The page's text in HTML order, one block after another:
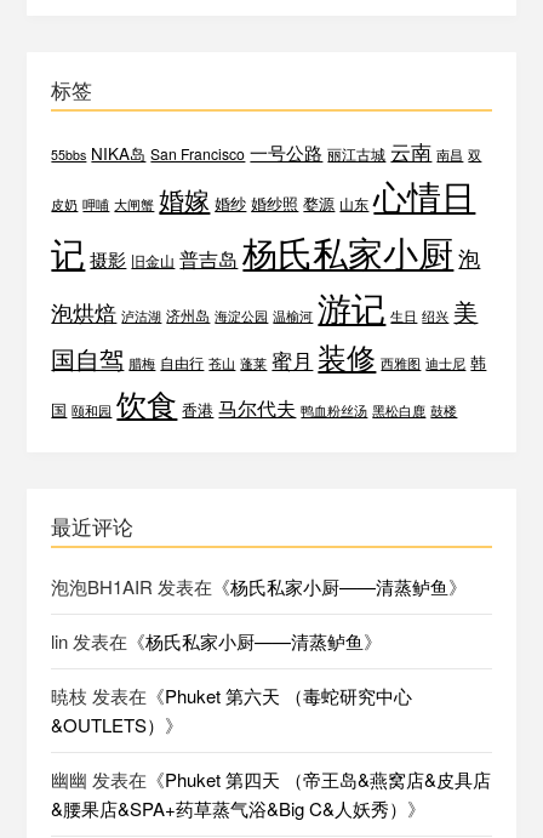
标签
55bbs NIKA岛 San Francisco 一号公路 丽江古城 云南 南昌 双
皮奶 呷哺 大闸蟹 婚嫁 婚纱 婚纱照 婺源 山东 心情日
记 摄影 旧金山 普吉岛 杨氏私家小厨 泡
泡烘焙 泸沽湖 济州岛 海淀公园 温榆河 游记 生日 绍兴 美
国自驾 腊梅 自由行 苍山 蓬莱 蜜月 装修 西雅图 迪士尼 韩
国 颐和园 饮食 香港 马尔代夫 鸭血粉丝汤 黑松白鹿 鼓楼
最近评论
泡泡BH1AIR 发表在《杨氏私家小厨——清蒸鲈鱼》
lin发表在《杨氏私家小厨——清蒸鲈鱼》
暁枝 发表在《Phuket 第六天 （毒蛇研究中心
&OUTLETS） 》
幽幽 发表在《Phuket 第四天 （帝王岛&燕窝店&皮具店
&腰果店&SPA+药草蒸气浴&Big C&人妖秀） 》